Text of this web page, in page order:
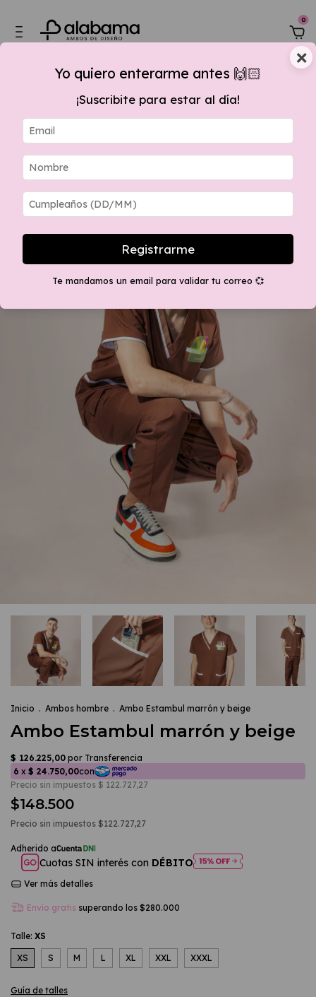
0
15 % OFF por transferencia + envios GRATIS apartir
Inicio . Ambos hombre . Ambo Estambul marrón y beige
Ambo Estambul marrón y beige
$148.500
Precio sin impuestos $122.727,27
Cuotas SIN interés con DÉBITO
Ver más detalles
Envío gratis superando los $280.000
Talle: XS
XS S M L XL XXL XXXL
Guía de talles
×
Yo quiero enterarme antes 🙌🏻
¡Suscribite para estar al día!
Registrarme
Te mandamos un email para validar tu correo 💞